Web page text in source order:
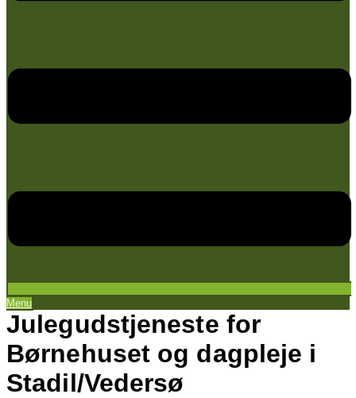
Menu
Julegudstjeneste for
Børnehuset og dagpleje i
Stadil/Vedersø